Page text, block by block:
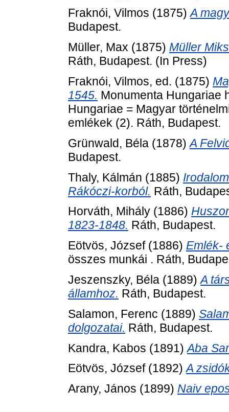
Fraknói, Vilmos (1875)A
Budapest.
Müller, Max (1875) Müller
Ráth, Budapest. (In Press)
Fraknói, Vilmos, ed. (1875)
1545. Monumenta Hungariae
Hungariae = Magyar
emlékek (2). Ráth, Budapest.
Grünwald, Béla (1878)A
Budapest.
Thaly, Kálmán (1885)
Rákóczi-korból. Ráth,
Horváth, Mihály (1886)
1823-1848. Ráth, Budapest.
Eötvös, József(1886) Emlék-
összes munkái . Ráth,
Jeszenszky, Béla (1889)A
államhoz. Ráth, Budapest.
Salamon, Ferenc (1889)
dolgozatai. Ráth, Budapest.
Kandra, Kabos (1891)Aba
Eötvös, József(1892)A
Arany, János (1899) Naiv